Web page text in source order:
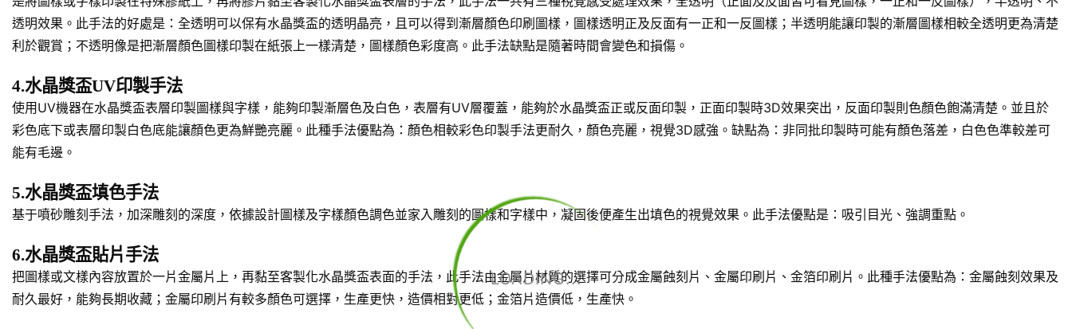
LOADING...
透明效果。此手法的好處是：全透明可以保有水晶獎盃的透明晶亮，且可以得到漸層顏色印刷圖樣，圖樣透明正及反面有一正和一反圖樣；半透明能讓印製的漸層圖樣相較全透明更為清楚
利於觀賞；不透明像是把漸層顏色圖樣印製在紙張上一樣清楚，圖樣顏色彩度高。此手法缺點是隨著時間會變色和損傷。
4.水晶獎盃UV印製手法
使用UV機器在水晶獎盃表層印製圖樣與字樣，能夠印製漸層色及白色，表層有UV層覆蓋，能夠於水晶獎盃正或反面印製，正面印製時3D效果突出，反面印製則色顏色飽滿清楚。並且於
彩色底下或表層印製白色底能讓顏色更為鮮艷亮麗。此種手法優點為：顏色相較彩色印製手法更耐久，顏色亮麗，視覺3D感強。缺點為：非同批印製時可能有顏色落差，白色色準較差可
能有毛邊。
5.水晶獎盃填色手法
基于噴砂雕刻手法，加深雕刻的深度，依據設計圖樣及字樣顏色調色並家入雕刻的圖樣和字樣中，凝固後便產生出填色的視覺效果。此手法優點是：吸引目光、強調重點。
6.水晶獎盃貼片手法
把圖樣或文樣內容放置於一片金屬片上，再黏至客製化水晶獎盃表面的手法，此手法由金屬片材質的選擇可分成金屬蝕刻片、金屬印刷片、金箔印刷片。此種手法優點為：金屬蝕刻效果及
耐久最好，能夠長期收藏；金屬印刷片有較多顏色可選擇，生產更快，造價相對更低；金箔片造價低，生產快。